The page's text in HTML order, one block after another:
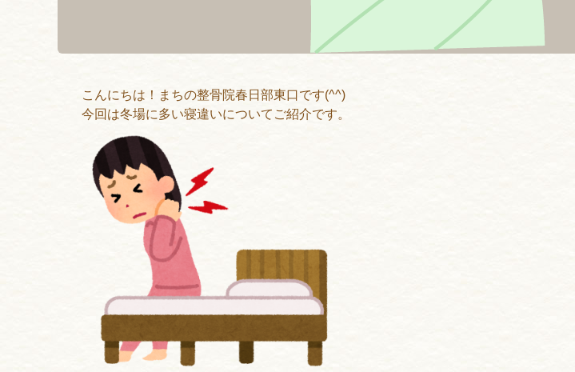
こんにちは！まちの整骨院春日部東口です(^^)
今回は冬場に多い寝違いについてご紹介です。